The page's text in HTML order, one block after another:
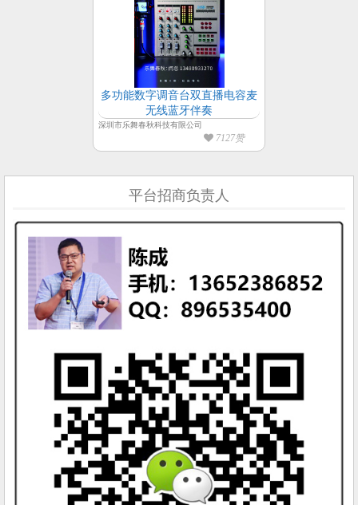
多功能数字调音台双直播电容麦
无线蓝牙伴奏
深圳市乐舞春秋科技有限公司
7127赞
平台招商负责人